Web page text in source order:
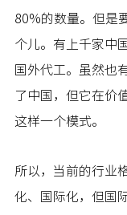
80%的数量。但是
个儿。有上千家中
国外代工。虽然也
了中国，但它在价
这样一个模式。
所以，当前的行业
化、国际化，但国